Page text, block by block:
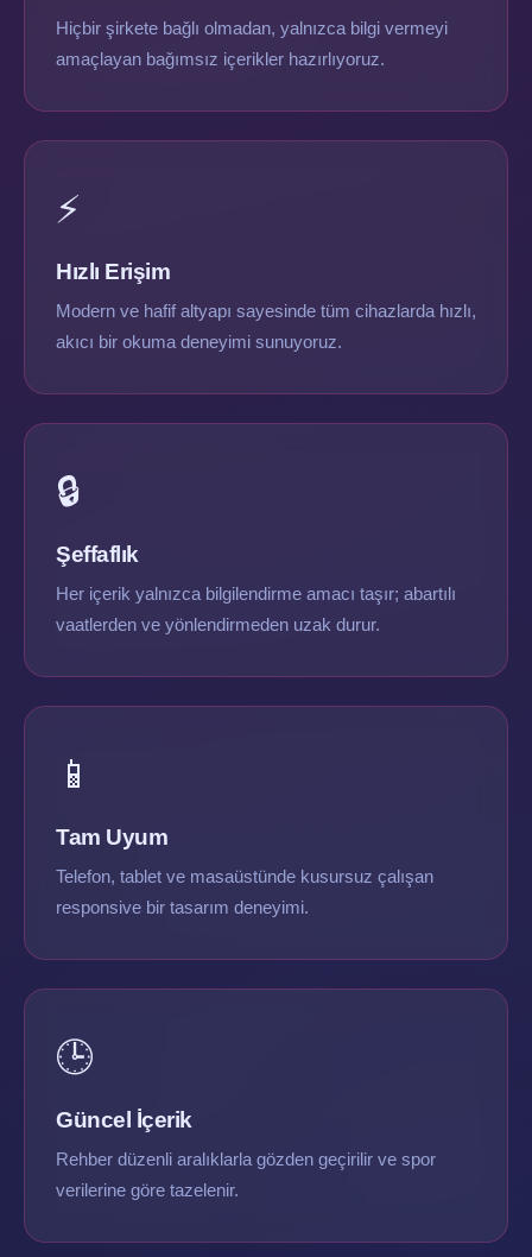
Hiçbir şirkete bağlı olmadan, yalnızca bilgi vermeyi
amaçlayan bağımsız içerikler hazırlıyoruz.
⚡
Hızlı Erişim
Modern ve hafif altyapı sayesinde tüm cihazlarda hızlı,
akıcı bir okuma deneyimi sunuyoruz.
🔒
Şeffaflık
Her içerik yalnızca bilgilendirme amacı taşır; abartılı
vaatlerden ve yönlendirmeden uzak durur.
📱
Tam Uyum
Telefon, tablet ve masaüstünde kusursuz çalışan
responsive bir tasarım deneyimi.
🕒
Güncel İçerik
Rehber düzenli aralıklarla gözden geçirilir ve spor
verilerine göre tazelenir.